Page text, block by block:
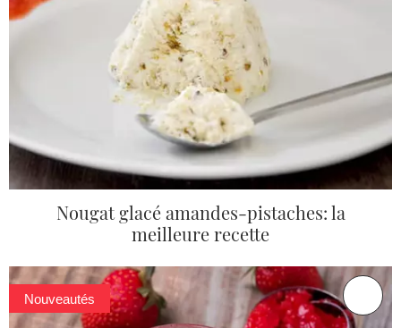
Nougat glacé amandes-pistaches: la
meilleure recette
Nouveautés